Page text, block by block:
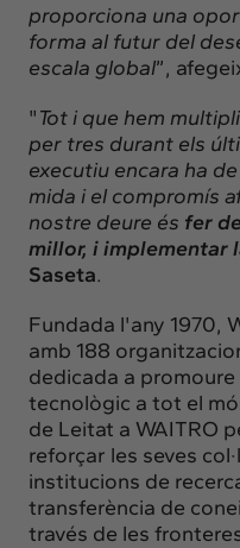
proporciona una
forma al futur del
escala global”,
"Tot i que hem
per tres durant els
executiu encara ha
mida i el compromís
nostre deure és fer
millor, i implementar
Saseta.
Fundada l'any 1970,
amb 188
dedicada a
tecnològic a tot el
de Leitat a WAITRO
reforçar les seves
institucions de
transferència de
través de les